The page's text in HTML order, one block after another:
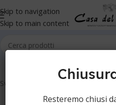
Skip to navigation
Skip to main content
Sveglie
Resteremo chiusi